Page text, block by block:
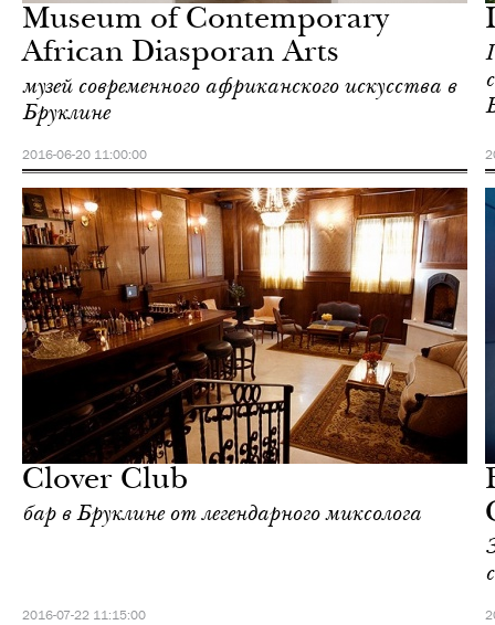
Museum of Contemporary
African Diasporan Arts
музей современного африканского искусства в
Бруклине
2016-06-20 11:00:00
Clover Club
бар в Бруклине от легендарного миксолога
2016-07-22 11:15:00
Йорк